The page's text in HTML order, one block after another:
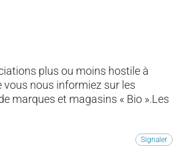
plus ou moins hostile à
nous informiez sur les
marques et magasins « Bio ».Les
Signaler